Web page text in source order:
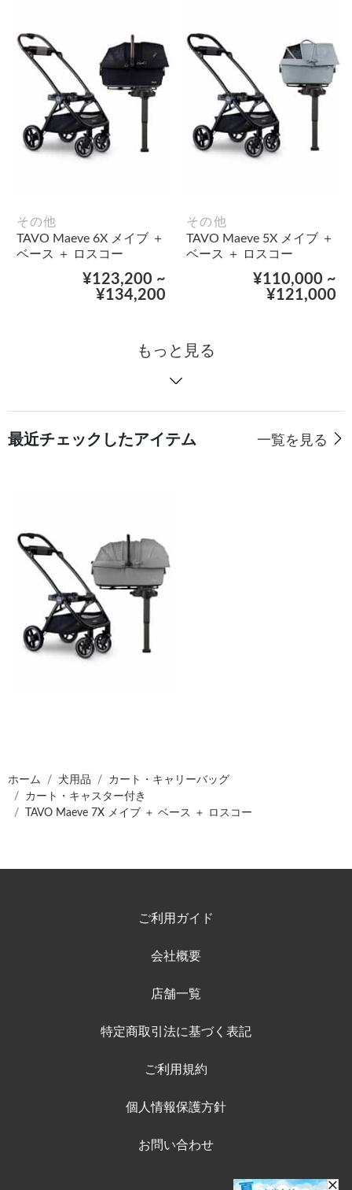
その他
TAVO Maeve 6X メイブ ＋
ベース ＋ ロスコー
¥123,200 ~
¥134,200
その他
TAVO Maeve 5X メイブ ＋
ベース ＋ ロスコー
¥110,000 ~
¥121,000
もっと見る
最近チェックしたアイテム 一覧を見る
ホーム 犬用品
カート・キャリーバッグ
カート・キャスター付き
TAVO Maeve 7X メイブ ＋ ベース ＋ ロスコー
ご利用ガイド
会社概要
店舗一覧
特定商取引法に基づく表記
ご利用規約
個人情報保護方針
お問い合わせ